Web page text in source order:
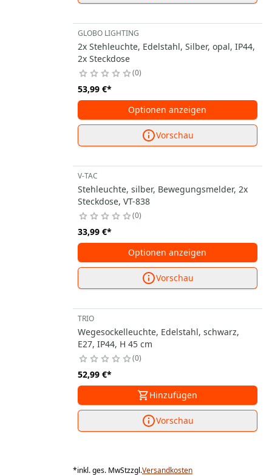
GLOBO LIGHTING
2x Stehleuchte, Edelstahl, Silber, opal, IP44,
2x Steckdose
0
53,99 €*
Optionen anzeigen
Vorschau
V-TAC
Stehleuchte, silber, Bewegungsmelder, 2x
Steckdose, VT-838
0
33,99 €*
Optionen anzeigen
Vorschau
TRIO
Wegesockelleuchte, Edelstahl, schwarz,
E27, IP44, H 45 cm
0
52,99 €*
Hinzufügen
Vorschau
*inkl. ges. MwStzzgl.Versandkosten